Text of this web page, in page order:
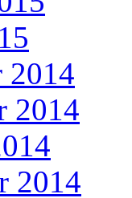
2014
2014
2014